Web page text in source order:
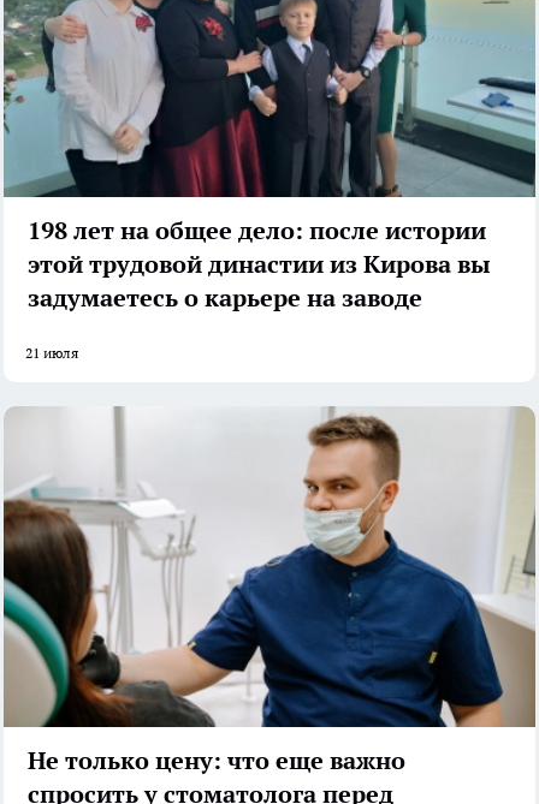
198 лет на общее дело: после истории
этой трудовой династии из Кирова вы
задумаетесь о карьере на заводе
21 июля
Не только цену: что еще важно
спросить у стоматолога перед